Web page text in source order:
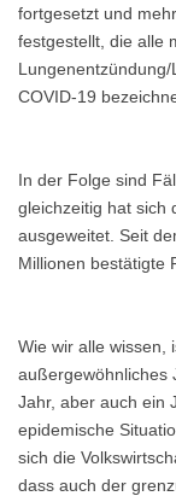
fortgesetzt und
festgestellt, die alle
COVID-19
In der Folge sind
gleichzeitig hat sich
ausgeweitet. Seit
Millionen bestätigte
Wie wir alle wissen,
außergewöhnliches
Jahr, aber auch ein
epidemische
sich die
dass auch der